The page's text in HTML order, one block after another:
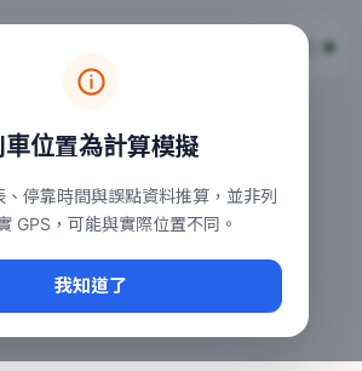
置地圖
行中的列車位置，涵蓋自強、普悠瑪、
、台中車站即時動態
車位置為計算模擬
、停靠時間與誤點資料推算，並非列
GPS，可能與實際位置不同。
我知道了